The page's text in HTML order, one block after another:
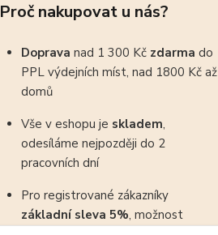
Proč nakupovat u nás?
Doprava nad 1 300 Kč zdarma do
PPL výdejních míst, nad 1800 Kč až
domů
Vše v eshopu je skladem,
odesíláme nejpozději do 2
pracovních dní
Pro registrované zákazníky
základní sleva 5%, možnost